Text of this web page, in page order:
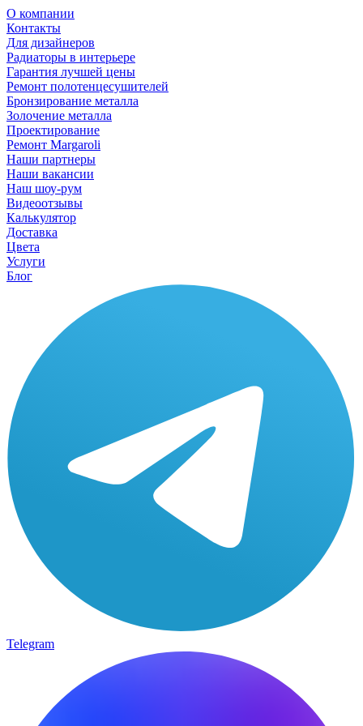
О компании
Контакты
Для дизайнеров
Радиаторы в интерьере
Гарантия лучшей цены
Ремонт полотенцесушителей
Бронзирование металла
Золочение металла
Проектирование
Ремонт Margaroli
Наши партнеры
Наши вакансии
Наш шоу-рум
Видеоотзывы
Калькулятор
Доставка
Цвета
Услуги
Блог
Telegram